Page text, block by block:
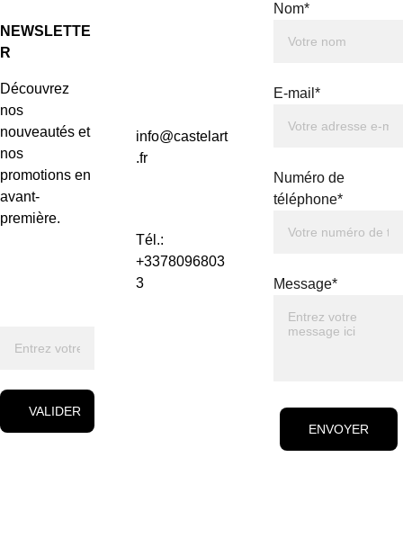
NEWSLETTE
R
Découvrez
nos
nouveautés et
nos
promotions en
avant-
première.
VALIDER
info@castelart
.fr
Nom*
E-mail*
Numéro de
téléphone*
Message*
ENVOYER
Tél.:
+3378096803
3